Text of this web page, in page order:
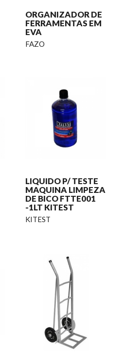
ORGANIZADOR DE
FERRAMENTAS EM
EVA
FAZO
LIQUIDO P/ TESTE
MAQUINA LIMPEZA
DE BICO FTTE001
-1LT KITEST
KITEST